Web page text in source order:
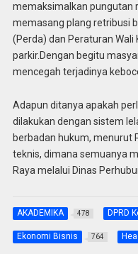
memaksimalkan pungutan
memasang plang retribusi
(Perda) dan Peraturan Wali
parkir.Dengan begitu
mencegah terjadinya
Adapun ditanya apakah
dilakukan dengan sistem
berbadan hukum, menurut
teknis, dimana semuanya
Raya melalui Dinas
AKADEMIKA 478 DPRD
Ekonomi Bisnis 764